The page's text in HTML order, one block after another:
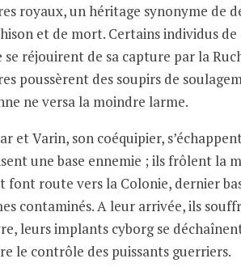
royaux, un héritage synonyme de
et de mort. Certains individus de
se réjouirent de sa capture par la
poussèrent des soupirs de
ne versa la moindre larme.
et Varin, son coéquipier,
une base ennemie ; ils frôlent la
font route vers la Colonie, dernier
contaminés. A leur arrivée, ils
leurs implants cyborg se
le contrôle des puissants guerriers.